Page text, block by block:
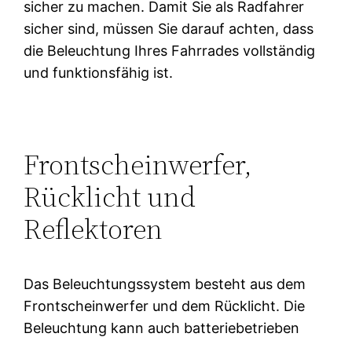
sicher zu machen. Damit Sie als Radfahrer
sicher sind, müssen Sie darauf achten, dass
die Beleuchtung Ihres Fahrrades vollständig
und funktionsfähig ist.
Frontscheinwerfer,
Rücklicht und
Reflektoren
Das Beleuchtungssystem besteht aus dem
Frontscheinwerfer und dem Rücklicht. Die
Beleuchtung kann auch batteriebetrieben